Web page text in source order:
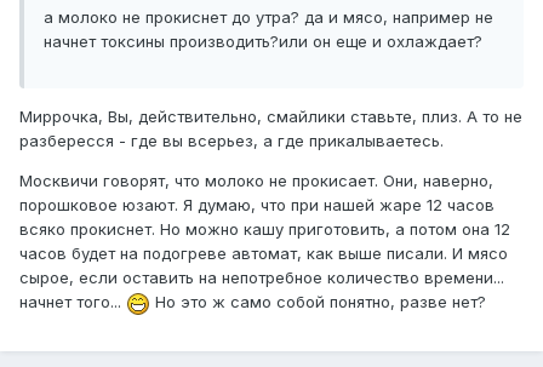
а молоко не прокиснет до утра? да и мясо, например не
начнет токсины производить?или он еще и охлаждает?
Миррочка, Вы, действительно, смайлики ставьте, плиз. А то не
разбересся - где вы всерьез, а где прикалываетесь.
Москвичи говорят, что молоко не прокисает. Они, наверно,
порошковое юзают. Я думаю, что при нашей жаре 12 часов
всяко прокиснет. Но можно кашу приготовить, а потом она 12
часов будет на подогреве автомат, как выше писали. И мясо
сырое, если оставить на непотребное количество времени...
начнет того...
Но это ж само собой понятно, разве нет?